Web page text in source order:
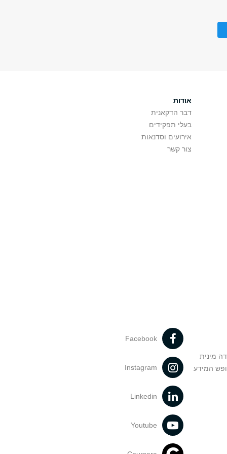
אודות
דבר הדקאנית
בעלי תפקידים
אירועים וסדנאות
צור קשר
מינית
המידע
Facebook
Instagram
Linkedin
Youtube